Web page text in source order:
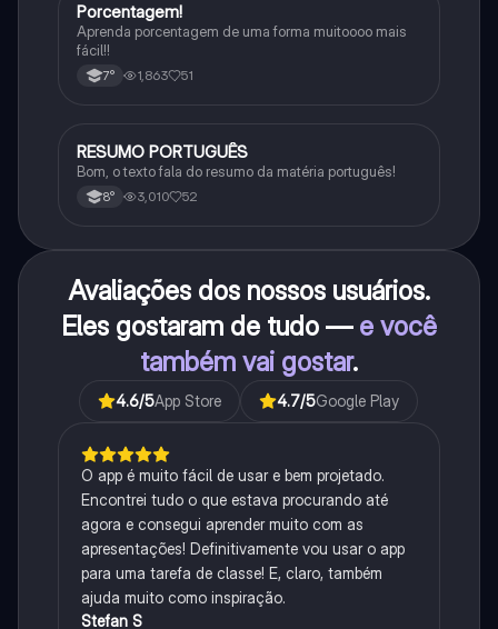
Matematica
Porcentagem!
Aprenda porcentagem de uma forma muitoooo mais
fácil!!
7° 1,863 51
Português
RESUMO PORTUGUÊS
Bom, o texto fala do resumo da matéria português!
8° 3,010 52
Avaliações dos nossos usuários.
Eles gostaram de tudo — e você
também vai gostar.
4.6/5App Store 4.7/5Google Play
O app é muito fácil de usar e bem projetado.
Encontrei tudo o que estava procurando até
agora e consegui aprender muito com as
apresentações! Definitivamente vou usar o app
para uma tarefa de classe! E, claro, também
ajuda muito como inspiração.
Stefan S